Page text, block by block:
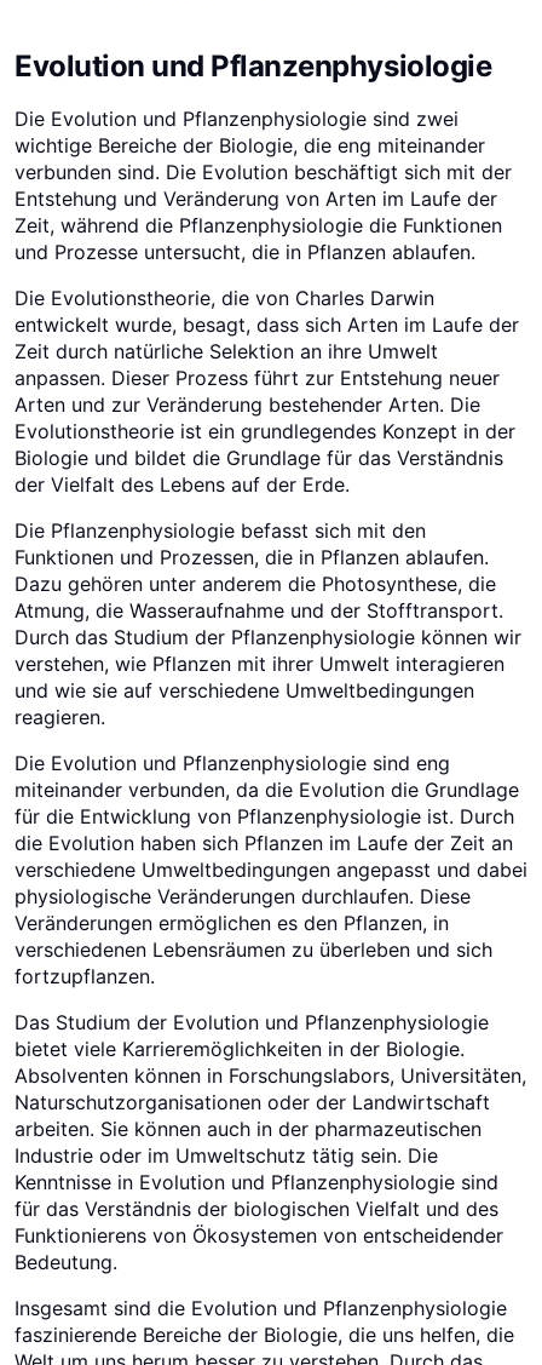
Evolution und Pflanzenphysiologie
Die Evolution und Pflanzenphysiologie sind zwei
wichtige Bereiche der Biologie, die eng miteinander
verbunden sind. Die Evolution beschäftigt sich mit der
Entstehung und Veränderung von Arten im Laufe der
Zeit, während die Pflanzenphysiologie die Funktionen
und Prozesse untersucht, die in Pflanzen ablaufen.
Die Evolutionstheorie, die von Charles Darwin
entwickelt wurde, besagt, dass sich Arten im Laufe der
Zeit durch natürliche Selektion an ihre Umwelt
anpassen. Dieser Prozess führt zur Entstehung neuer
Arten und zur Veränderung bestehender Arten. Die
Evolutionstheorie ist ein grundlegendes Konzept in der
Biologie und bildet die Grundlage für das Verständnis
der Vielfalt des Lebens auf der Erde.
Die Pflanzenphysiologie befasst sich mit den
Funktionen und Prozessen, die in Pflanzen ablaufen.
Dazu gehören unter anderem die Photosynthese, die
Atmung, die Wasseraufnahme und der Stofftransport.
Durch das Studium der Pflanzenphysiologie können wir
verstehen, wie Pflanzen mit ihrer Umwelt interagieren
und wie sie auf verschiedene Umweltbedingungen
reagieren.
Die Evolution und Pflanzenphysiologie sind eng
miteinander verbunden, da die Evolution die Grundlage
für die Entwicklung von Pflanzenphysiologie ist. Durch
die Evolution haben sich Pflanzen im Laufe der Zeit an
verschiedene Umweltbedingungen angepasst und dabei
physiologische Veränderungen durchlaufen. Diese
Veränderungen ermöglichen es den Pflanzen, in
verschiedenen Lebensräumen zu überleben und sich
fortzupflanzen.
Das Studium der Evolution und Pflanzenphysiologie
bietet viele Karrieremöglichkeiten in der Biologie.
Absolventen können in Forschungslabors, Universitäten,
Naturschutzorganisationen oder der Landwirtschaft
arbeiten. Sie können auch in der pharmazeutischen
Industrie oder im Umweltschutz tätig sein. Die
Kenntnisse in Evolution und Pflanzenphysiologie sind
für das Verständnis der biologischen Vielfalt und des
Funktionierens von Ökosystemen von entscheidender
Bedeutung.
Insgesamt sind die Evolution und Pflanzenphysiologie
faszinierende Bereiche der Biologie, die uns helfen, die